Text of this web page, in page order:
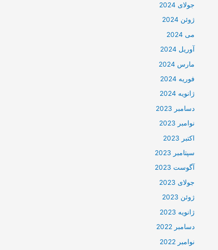
جولای 2024
ژوئن 2024
می 2024
آوریل 2024
مارس 2024
فوریه 2024
ژانویه 2024
دسامبر 2023
نوامبر 2023
اکتبر 2023
سپتامبر 2023
آگوست 2023
جولای 2023
ژوئن 2023
ژانویه 2023
دسامبر 2022
نوامبر 2022